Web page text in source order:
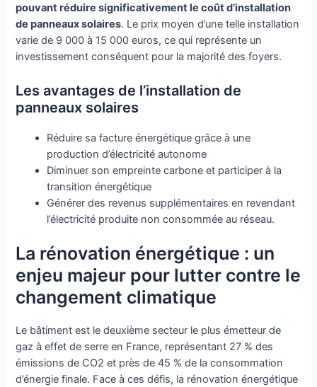
pouvant réduire significativement le coût d’installation
de panneaux solaires. Le prix moyen d’une telle installation
varie de 9 000 à 15 000 euros, ce qui représente un
investissement conséquent pour la majorité des foyers.
Les avantages de l’installation de
panneaux solaires
Réduire sa facture énergétique grâce à une
production d’électricité autonome
Diminuer son empreinte carbone et participer à la
transition énergétique
Générer des revenus supplémentaires en revendant
l’électricité produite non consommée au réseau.
La rénovation énergétique : un
enjeu majeur pour lutter contre le
changement climatique
Le bâtiment est le deuxième secteur le plus émetteur de
gaz à effet de serre en France, représentant 27 % des
émissions de CO2 et près de 45 % de la consommation
d’énergie finale. Face à ces défis, la rénovation énergétique